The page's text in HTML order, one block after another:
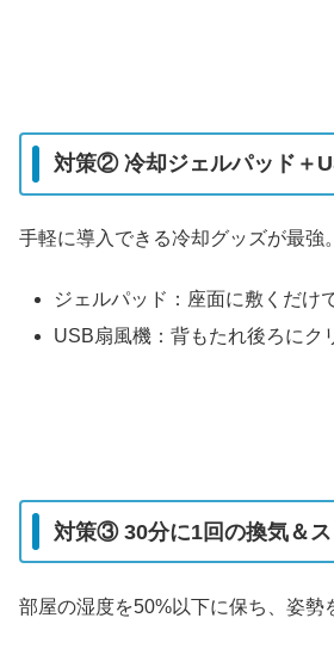
対策② 冷却ジェルパッド＋
手軽に導入できる冷却グッズが最強。
ジェルパッド ：座面に敷くだけ
USB扇風機 ：背もたれ後ろにク
対策③ 30分に1回の換気＆
部屋の湿度を50%以下に保ち、姿勢